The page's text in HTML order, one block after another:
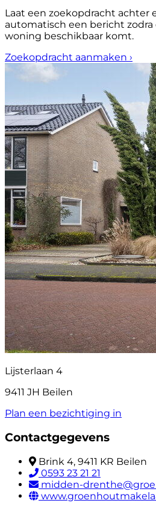
Laat een zoekopdracht achter
automatisch een bericht zodra
woning beschikbaar komt.
Zoekopdracht aanmaken ›
Lijsterlaan 4
9411 JH Beilen
Plan een bezichtiging in
Contactgegevens
Brink 4, 9411 KR Beilen
0593 23 21 21
midden-